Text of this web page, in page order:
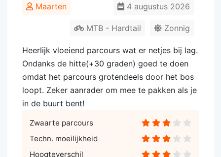
Maarten 4 augustus 2026
Zonnig
MTB - Hardtail
Heerlijk vloeiend parcours wat er netjes bij lag.
Ondanks de hitte(+30 graden) goed te doen
omdat het parcours grotendeels door het bos
loopt. Zeker aanrader om mee te pakken als je
in de buurt bent!
Zwaarte parcours
Techn. moeilijkheid
Hoogteverschil